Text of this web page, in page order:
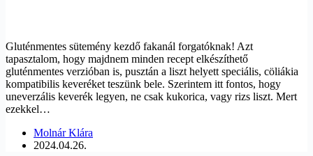
Gluténmentes sütemény kezdő fakanál forgatóknak! Azt
tapasztalom, hogy majdnem minden recept elkészíthető
gluténmentes verzióban is, pusztán a liszt helyett speciális, cöliákia
kompatibilis keveréket teszünk bele. Szerintem itt fontos, hogy
uneverzális keverék legyen, ne csak kukorica, vagy rizs liszt. Mert
ezekkel…
Molnár Klára
2024.04.26.